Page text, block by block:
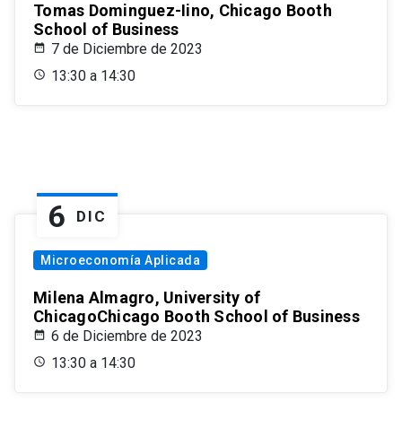
Tomas Dominguez-Iino, Chicago Booth
School of Business
7 de Diciembre de 2023
13:30 a 14:30
6 DIC
Microeconomía Aplicada
Milena Almagro, University of
ChicagoChicago Booth School of Business
6 de Diciembre de 2023
13:30 a 14:30